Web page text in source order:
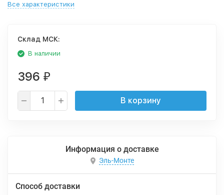
Все характеристики
Cклад МСК:
В наличии
396 ₽
В корзину
Информация о доставке
Эль-Монте
Способ доставки